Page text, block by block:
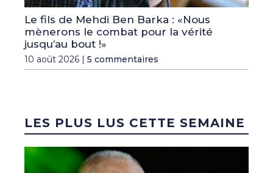
Le fils de Mehdi Ben Barka : «Nous
mènerons le combat pour la vérité
jusqu’au bout !»
10 août 2026 | 5 commentaires
LES PLUS LUS CETTE SEMAINE